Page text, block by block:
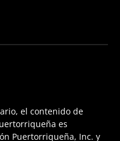
el contenido de
es
Puertorriqueña, Inc. y